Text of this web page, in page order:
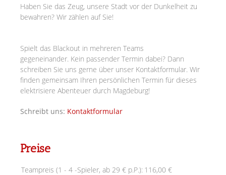
Haben Sie das Zeug, unsere Stadt vor der Dunkelheit zu
bewahren? Wir zählen auf Sie!
Spielt das Blackout in mehreren Teams
gegeneinander. Kein passender Termin dabei? Dann
schreiben Sie uns gerne über unser Kontaktformular. Wir
finden gemeinsam Ihren persönlichen Termin für dieses
elektrisiere Abenteuer durch Magdeburg!
Schreibt uns: Kontaktformular
Preise
Teampreis (1 - 4 -Spieler, ab 29 € p.P.): 116,00 €